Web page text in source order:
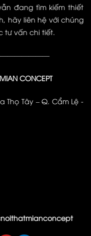
đang tìm kiếm thiết
hãy liên hệ với chúng
tư vấn chi tiết.
CONCEPT
Thọ Tây – Q. Cẩm Lệ -